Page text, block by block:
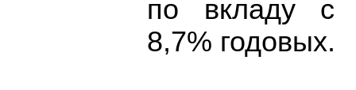
по вкладу с
8,7% годовых.